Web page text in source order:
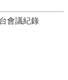
會議紀錄